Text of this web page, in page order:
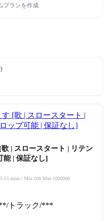
プランを作成
| スロースタート | リテン
能 | 保証なし]
15 mins | Min:100 Max:1000000
トラック/***